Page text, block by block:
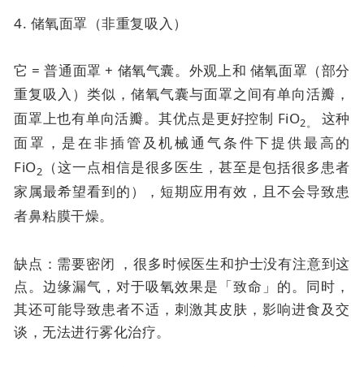
4. 储氧面罩（非重复吸入）
它 = 普通面罩 + 储氧气囊。外观上和 储氧面罩（部分
重复吸入）类似，储氧气囊与面罩之间有单向活瓣，
面罩上也有单向活瓣。其优点是更好控制 FiO2。
这种
面罩，是在非插管及机械通气条件下提供最高的
FiO2
（这一点相信是很多医生，甚至是包括很多患者
家属最希望看到的），短期应用有效，且不会导致患
者鼻粘膜干燥。
缺点：需要密闭 ，很多时候医生和护士没有注意到这
点。边缘漏气，对于吸氧效果是「致命」的。同时，
其还可能导致患者不适，刺激其皮肤，影响进食及交
谈，无法进行雾化治疗。